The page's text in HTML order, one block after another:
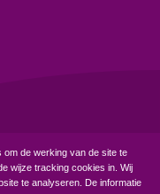
om de werking van de site te
wijze tracking cookies in. Wij
te analyseren. De informatie